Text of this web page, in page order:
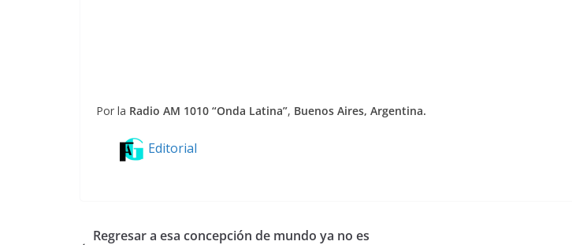
Por la Radio AM 1010 “Onda Latina”, Buenos Aires, Argentina.
Editorial
Regresar a esa concepción de mundo ya no es